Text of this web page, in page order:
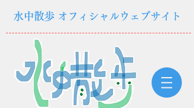
水中散歩 オフィシャルウェブサイト